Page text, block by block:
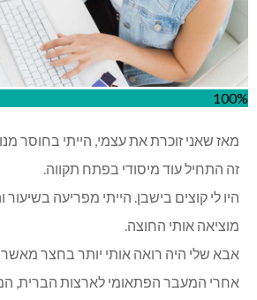
100%
מאז שאני זוכרת את עצמי, הייתי בחוסר
זה התחיל עוד מיסודי בפתח תקווה.
היו לי קוצים בישבן. הייתי מפריעה בשיעור
מוציאה אותי החוצה.
אבא שלי היה רואה אותי יותר בחצר
אחרי המעבר הפתאומי לארצות הברית,